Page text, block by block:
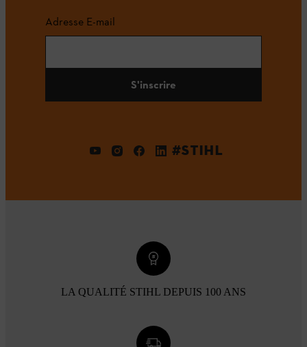
Adresse E-mail
S'inscrire
#STIHL
LA QUALITÉ STIHL DEPUIS 100 ANS